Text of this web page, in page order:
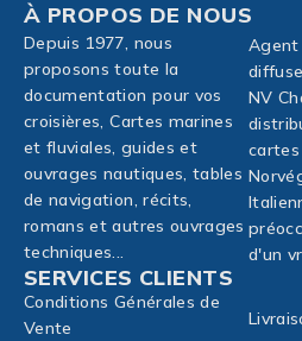
À PROPOS DE NOUS
Depuis 1977, nous
proposons toute la
documentation pour vos
croisières, Cartes marines
et fluviales, guides et
ouvrages nautiques, tables
de navigation, récits,
romans et autres ouvrages
techniques...
Agent
NV
cartes
d'un
SERVICES CLIENTS
Conditions Générales de
Vente